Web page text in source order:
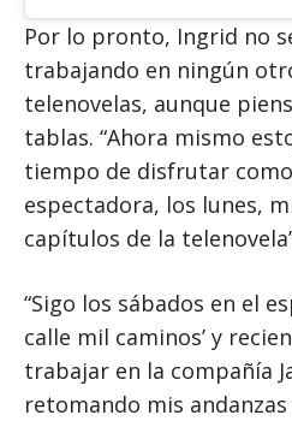
Por lo pronto, Ingrid no
trabajando en ningún
telenovelas, aunque
tablas. “Ahora mismo
tiempo de disfrutar
espectadora, los lunes,
capítulos de la
“Sigo los sábados en el
calle mil caminos’ y
trabajar en la compañía
retomando mis